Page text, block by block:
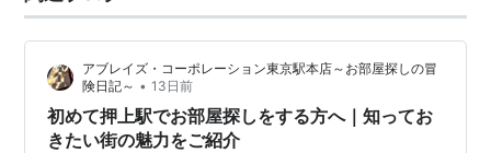
た。
地名は、土の堆積状況に由来するとされており、一帯が
海であったのを潮が押上げて陸をつくったからという説
と、水害で土砂が押上げられた土地だからという説のふ
たつがある。
アブレイズ・コーポレーション東京駅本店～お部屋探しの冒
険日記～ • 13日前
初めて押上駅でお部屋探しをする方へ｜知ってお
きたい街の魅力をご紹介